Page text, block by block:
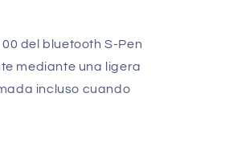
del bluetooth S-Pen
mediante una ligera
incluso cuando